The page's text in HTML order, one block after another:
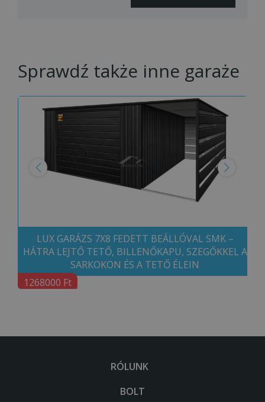
Sprawdź także inne garaże
LUX GARÁZS 7X8 FEDETT BEÁLLÓVAL SMK –
HÁTRA LEJTŐ TETŐ, BILLENŐKAPU, SZEGŐKKEL A
SARKOKON ÉS A TETŐ ÉLEIN
1268000 Ft
RÓLUNK
BOLT